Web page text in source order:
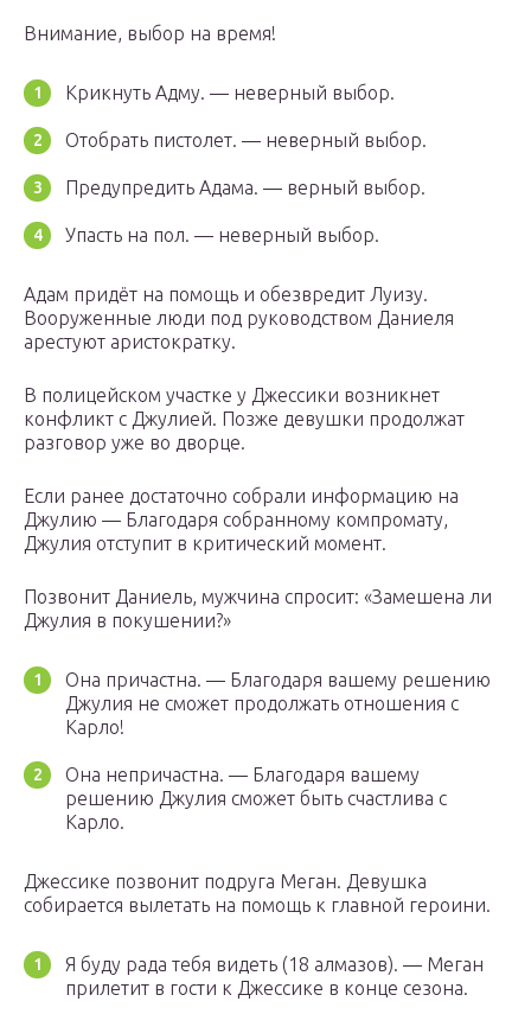
Внимание, выбор на время!
Крикнуть Адму. — неверный выбор.
Отобрать пистолет. — неверный выбор.
Предупредить Адама. — верный выбор.
Упасть на пол. — неверный выбор.
Адам придёт на помощь и обезвредит Луизу.
Вооруженные люди под руководством Даниеля
арестуют аристократку.
В полицейском участке у Джессики возникнет
конфликт с Джулией. Позже девушки продолжат
разговор уже во дворце.
Если ранее достаточно собрали информацию на
Джулию — Благодаря собранному компромату,
Джулия отступит в критический момент.
Позвонит Даниель, мужчина спросит: «Замешена ли
Джулия в покушении?»
Она причастна. — Благодаря вашему решению
Джулия не сможет продолжать отношения с
Карло!
Она непричастна. — Благодаря вашему
решению Джулия сможет быть счастлива с
Карло.
Джессике позвонит подруга Меган. Девушка
собирается вылетать на помощь к главной героини.
Я буду рада тебя видеть (18 алмазов). — Меган
прилетит в гости к Джессике в конце сезона.